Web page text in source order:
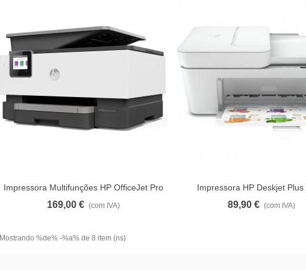
Ver Mais
Impressora Multifunções HP OfficeJet Pro
9012
169,00 € (com IVA)
Ver Mais
Impressora HP Deskjet
89,90 € (com IVA)
Mostrando %de% -%a% de 8 item (ns)